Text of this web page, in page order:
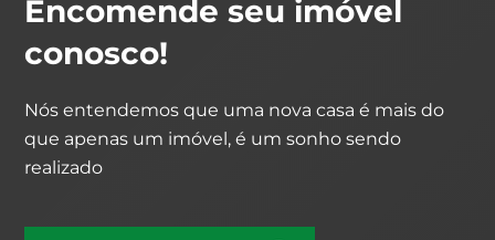
Encomende seu imóvel
conosco!
Nós entendemos que uma nova casa é mais do
que apenas um imóvel, é um sonho sendo
realizado